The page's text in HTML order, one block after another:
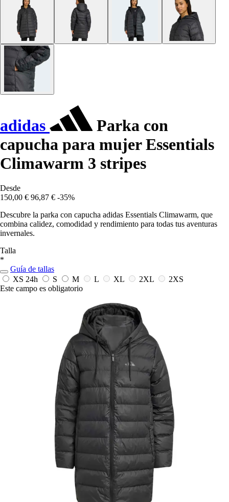
adidas
Parka con
capucha para mujer Essentials
Climawarm 3 stripes
Desde
150,00 € 96,87 € -35%
Descubre la parka con capucha adidas Essentials Climawarm, que
combina calidez, comodidad y rendimiento para todas tus aventuras
invernales.
Talla
*
Guía de tallas
XS 24h S M L XL 2XL
2XS
Este campo es obligatorio